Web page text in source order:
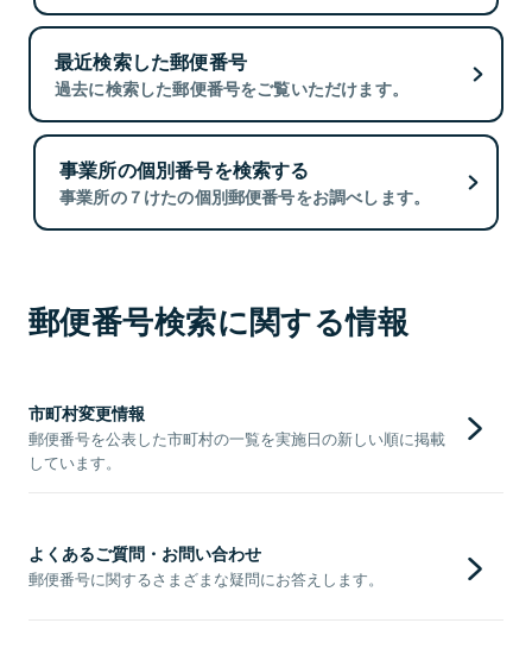
最近検索した郵便番号
過去に検索した郵便番号をご覧いただけます。
事業所の個別番号を検索する
事業所の７けたの個別郵便番号をお調べします。
郵便番号検索に関する情報
市町村変更情報
郵便番号を公表した市町村の一覧を実施日の新しい順に掲載
しています。
よくあるご質問・お問い合わせ
郵便番号に関するさまざまな疑問にお答えします。